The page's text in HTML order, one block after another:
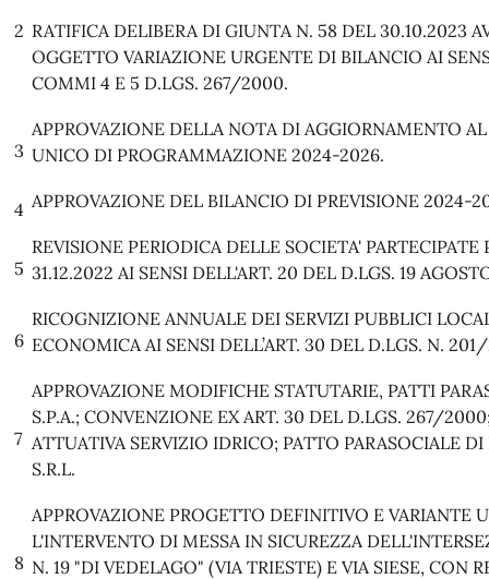
2 RATIFICA DELIBERA DI GIUNTA N. 58 DEL 30.10.2023
OGGETTO VARIAZIONE URGENTE DI BILANCIO AI
COMMI 4 E 5 D.LGS. 267/2000.
3
APPROVAZIONE DELLA NOTA DI AGGIORNAMENTO
UNICO DI PROGRAMMAZIONE 2024-2026.
4 APPROVAZIONE DEL BILANCIO DI PREVISIONE 2024-
5
REVISIONE PERIODICA DELLE SOCIETA' PARTECIPATE
31.12.2022 AI SENSI DELL'ART. 20 DEL D.LGS. 19
6
RICOGNIZIONE ANNUALE DEI SERVIZI PUBBLICI
ECONOMICA AI SENSI DELL’ART. 30 DEL D.LGS. N.
7
APPROVAZIONE MODIFICHE STATUTARIE, PATTI
S.P.A.; CONVENZIONE EX ART. 30 DEL D.LGS. 267/
ATTUATIVA SERVIZIO IDRICO; PATTO PARASOCIALE DI
S.R.L.
8
APPROVAZIONE PROGETTO DEFINITIVO E VARIANTE
L'INTERVENTO DI MESSA IN SICUREZZA
N. 19 "DI VEDELAGO" (VIA TRIESTE) E VIA SIESE, CON